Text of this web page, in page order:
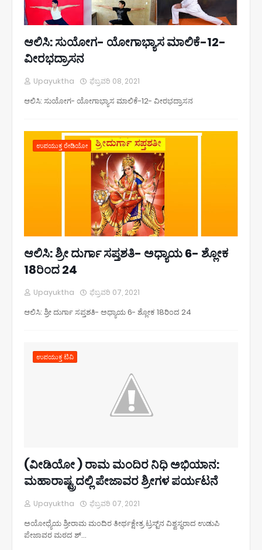
ಆಲಿಸಿ: ಸುಯೋಗ- ಯೋಗಾಭ್ಯಾಸ ಮಾಲಿಕೆ-12-
ವೀರಭದ್ರಾಸನ
Upayuktha ಫೆಬ್ರವರಿ 08, 2021
ಆಲಿಸಿ: ಸುಯೋಗ- ಯೋಗಾಭ್ಯಾಸ ಮಾಲಿಕೆ-12- ವೀರಭದ್ರಾಸನ
ಉಪಯುಕ್ತ ರೇಡಿಯೋ
ಆಲಿಸಿ: ಶ್ರೀ ದುರ್ಗಾ ಸಪ್ತಶತಿ- ಅಧ್ಯಾಯ 6- ಶ್ಲೋಕ
18ರಿಂದ 24
Upayuktha ಫೆಬ್ರವರಿ 07, 2021
ಆಲಿಸಿ: ಶ್ರೀ ದುರ್ಗಾ ಸಪ್ತಶತಿ- ಅಧ್ಯಾಯ 6- ಶ್ಲೋಕ 18ರಿಂದ 24
ಉಪಯುಕ್ತ ಟಿವಿ
(ವೀಡಿಯೋ ) ರಾಮ ಮಂದಿರ ನಿಧಿ ಅಭಿಯಾನ:
ಮಹಾರಾಷ್ಟ್ರದಲ್ಲಿ ಪೇಜಾವರ ಶ್ರೀಗಳ ಪರ್ಯಟನೆ
Upayuktha ಫೆಬ್ರವರಿ 07, 2021
ಅಯೋಧ್ಯೆಯ ಶ್ರೀರಾಮ ಮಂದಿರ ತೀರ್ಥಕ್ಷೇತ್ರ ಟ್ರಸ್ಟ್‌ನ ವಿಶ್ವಸ್ಥರಾದ ಉಡುಪಿ
ಪೇಜಾವರ ಮಠದ ಶ್…